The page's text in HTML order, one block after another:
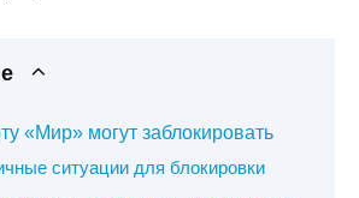
«Мир» могут заблокировать
ситуации для блокировки